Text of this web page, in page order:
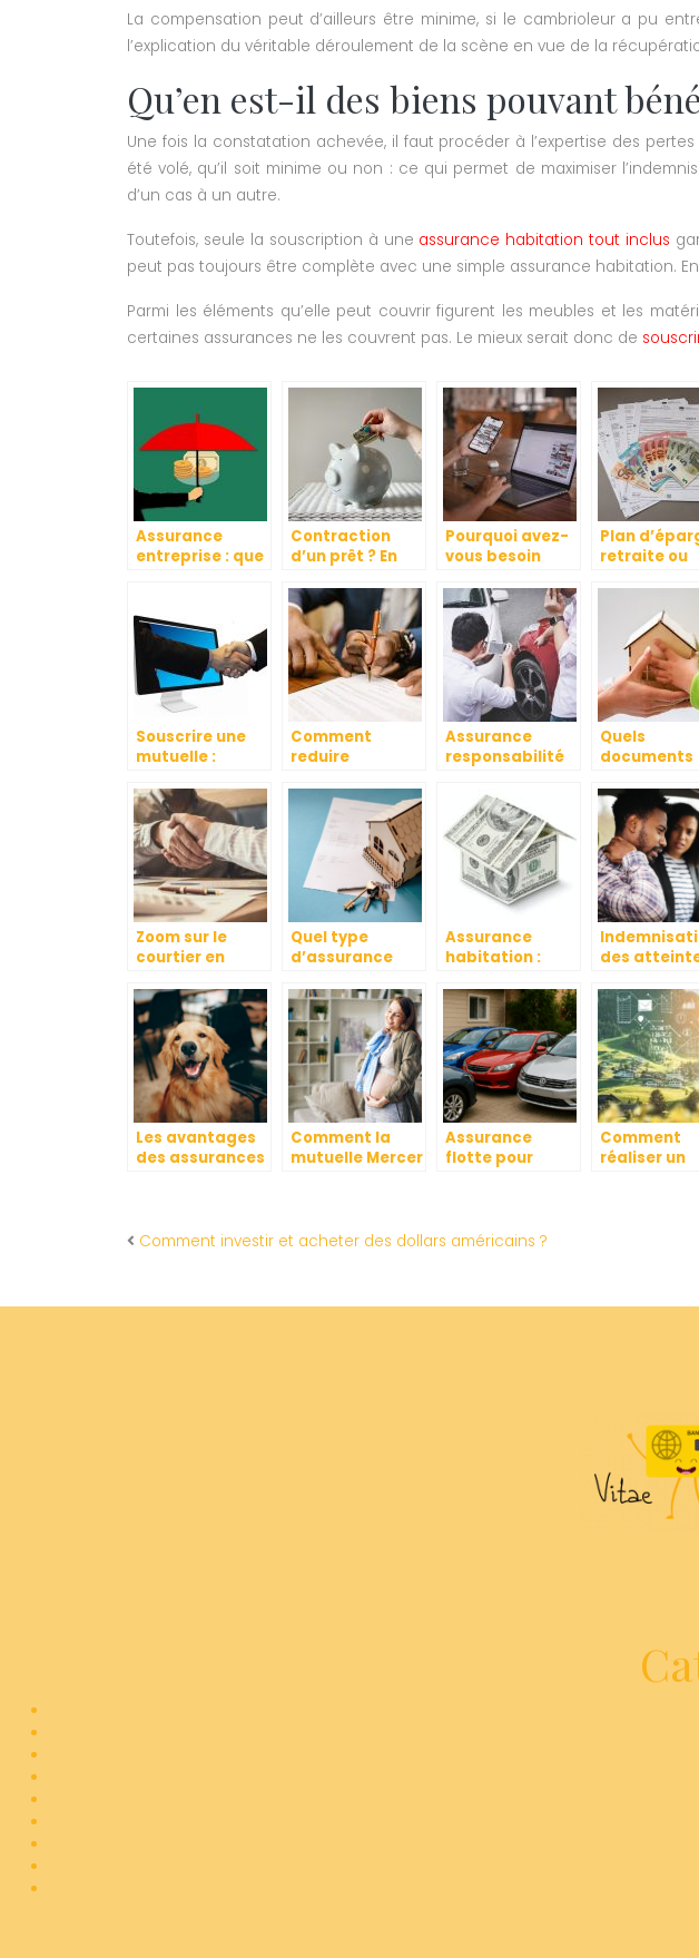
La compensation peut d’ailleurs être minime, si le cambrioleur a pu
l’explication du véritable déroulement de la scène en vue de la
Qu’en est-il des biens pouvant
Une fois la constatation achevée, il faut procéder à l’expertise des
été volé, qu’il soit minime ou non : ce qui permet de maximiser
d’un cas à un autre.
Toutefois, seule la souscription à une assurance habitation tout inclus
peut pas toujours être complète avec une simple assurance habitation.
Parmi les éléments qu’elle peut couvrir figurent les meubles et les
certaines assurances ne les couvrent pas. Le mieux serait donc de
Assurance
entreprise : que
Contraction
d’un prêt ? En
l’assurance
emprunteur
Pourquoi avez-
vous besoin
application
mobile pour
votre
compagnie
d’assurance ?
Plan
retraite ou
préparer sa
retraite ?
Souscrire une
mutuelle :
Comment
reduire
auto lors de la
souscription ?
Assurance
responsabilité
risques
Quels
documents
l’assurance
habitation ?
Zoom sur le
courtier en
retraite
Quel type
d’assurance
couvrir un pret
immobilier ?
Assurance
habitation :
souscrire et
comment
choisir la
meilleure
couverture ?
des
comment
protéger vos
droits et
une
équitable
Les avantages
des assurances
Comment la
mutuelle Mercer
les familles
Assurance
flotte pour
économies
Comment
réaliser un
Comment investir et acheter des dollars américains ?